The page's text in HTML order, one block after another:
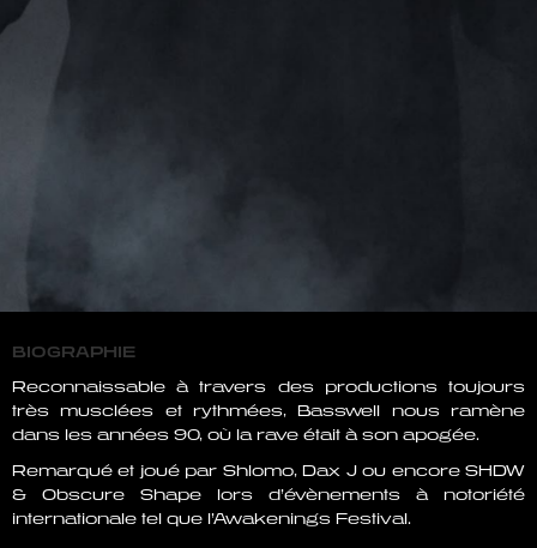
BIOGRAPHIE
Reconnaissable à travers des productions toujours
très musclées et rythmées, Basswell nous ramène
dans les années 90, où la rave était à son apogée.
Remarqué et joué par Shlomo, Dax J ou encore SHDW
& Obscure Shape lors d’évènements à notoriété
internationale tel que l’Awakenings Festival.